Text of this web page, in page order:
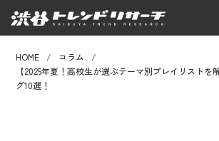
HOME
コラム
【2025年夏！高校生が選ぶテーマ別プレイリストを
グ10選！